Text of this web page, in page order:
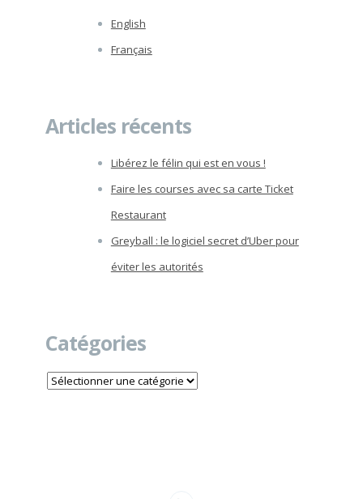
English
Français
Articles récents
Libérez le félin qui est en vous !
Faire les courses avec sa carte Ticket
Restaurant
Greyball : le logiciel secret d’Uber pour
éviter les autorités
Catégories
Catégories